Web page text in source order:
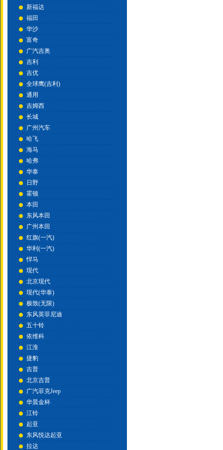
新福达
福田
华沙
富奇
广汽吉奥
吉利
吉优
全球鹰(吉利)
通用
吉姆西
长城
广州汽车
哈飞
海马
哈弗
华泰
日野
霍顿
本田
东风本田
广州本田
红旗(一汽)
华利(一汽)
悍马
现代
北京现代
现代(华泰)
极致(无限)
东风英菲尼迪
五十铃
依维科
江淮
捷豹
吉普
北京吉普
广汽菲克Jeep
华晨金杯
江铃
起亚
东风悦达起亚
拉达